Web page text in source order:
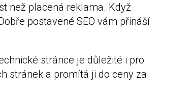
než placená reklama. Když
postavené SEO vám přináší
stránce je důležité i pro
stránek a promítá ji do ceny za